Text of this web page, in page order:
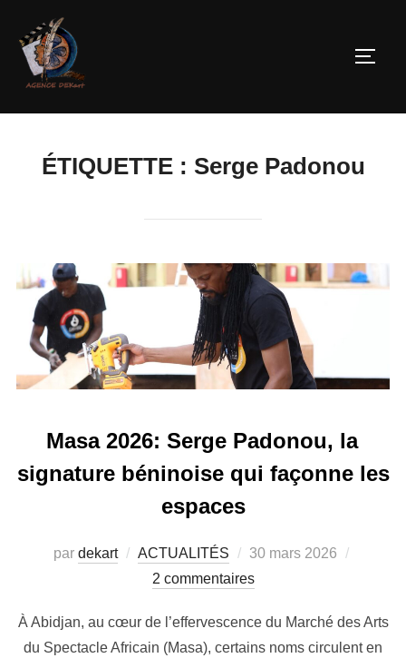
ÉTIQUETTE : Serge Padonou
Masa 2026: Serge Padonou, la
signature béninoise qui façonne les
espaces
par dekart ACTUALITÉS
30 mars 2026
2 commentaires
À Abidjan, au cœur de l’effervescence du Marché des Arts
du Spectacle Africain (Masa), certains noms circulent en